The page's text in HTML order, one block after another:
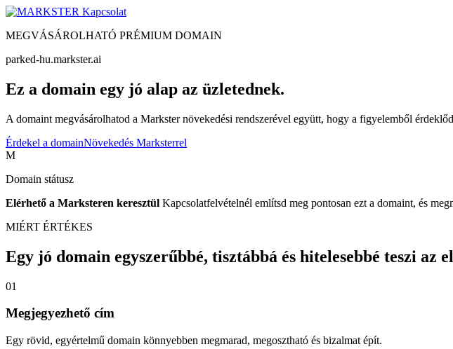
Kapcsolat
MEGVÁSÁROLHATÓ PRÉMIUM DOMAIN
parked-hu.markster.ai
Ez a domain egy jó alap az üzletednek.
A domaint megvásárolhatod a Markster növekedési rendszerével együtt, hogy a figyelemből
Érdekel a domainNövekedés Marksterrel
M
Domain státusz
Elérhető a Marksteren keresztül Kapcsolatfelvételnél említsd meg pontosan ezt a domaint, és
MIÉRT ÉRTÉKES
Egy jó domain egyszerűbbé, tisztábbá és hitelesebbé teszi az
01
Megjegyezhető cím
Egy rövid, egyértelmű domain könnyebben megmarad, megosztható és bizalmat épít.